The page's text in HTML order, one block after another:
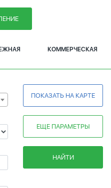
КОММЕРЧЕСКАЯ
ПОКАЗАТЬ НА КАРТЕ
ЕЩЕ ПАРАМЕТРЫ
НАЙТИ